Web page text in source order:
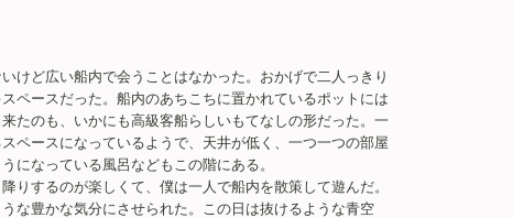
けど広い船内で会うことはなかった。おかげで二人っきり
ペースだった。船内のあちこちに置かれているポットには
たのも、いかにも高級客船らしいもてなしの形だった。一
ペースになっているようで、天井が低く、一つ一つの部屋
になっている風呂などもこの階にある。
するのが楽しくて、僕は一人で船内を散策して遊んだ。
な豊かな気分にさせられた。この日は抜けるような青空